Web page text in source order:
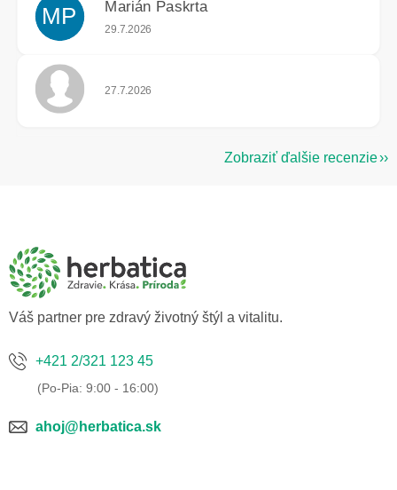
MP Marián Paskrta
Hodnotenie obchodu je 5 z 5 hviezdičiek.
29.7.2026
Hodnotenie obchodu je 5 z 5 hviezdičiek.
27.7.2026
Zobraziť ďalšie recenzie
Váš partner pre zdravý životný štýl a vitalitu.
+421 2/321 123 45
ahoj@herbatica.sk